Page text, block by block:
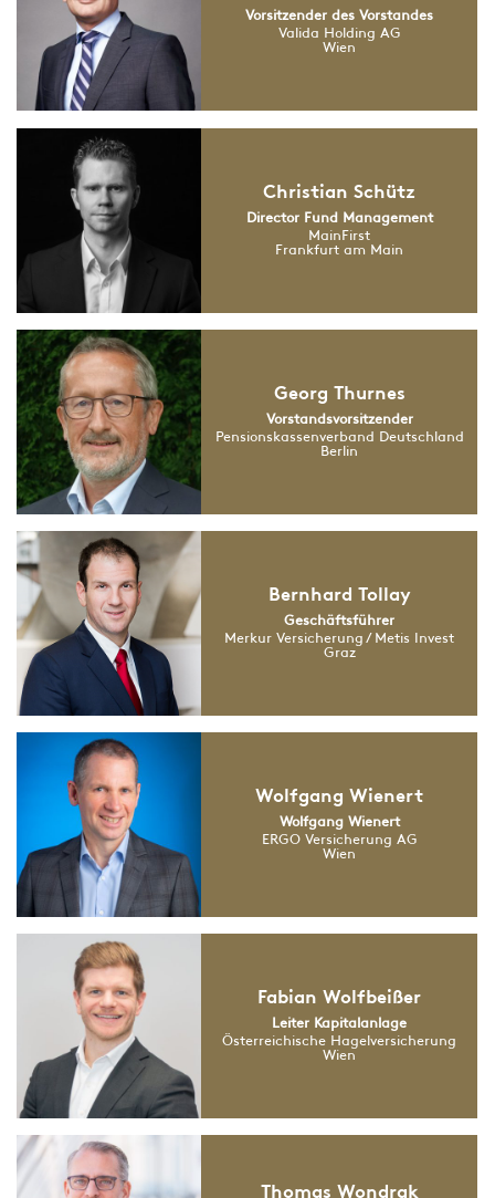
Vorsitzender des Vorstandes
Valida Holding AG
Wien
Christian Schütz
Director Fund Management
MainFirst
Frankfurt am Main
Georg Thurnes
Vorstandsvorsitzender
Pensionskassenverband Deutschland
Berlin
Bernhard Tollay
Geschäftsführer
Merkur Versicherung / Metis Invest
Graz
Wolfgang Wienert
Wolfgang Wienert
ERGO Versicherung AG
Wien
Fabian Wolfbeißer
Leiter Kapitalanlage
Österreichische Hagelversicherung
Wien
Thomas Wondrak